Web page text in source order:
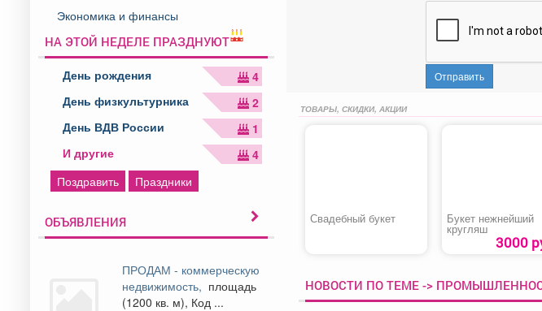
Экономика и финансы
НА ЭТОЙ НЕДЕЛЕ ПРАЗДНУЮТ
День рождения
4
День физкультурника
2
День ВДВ России
1
И другие
4
Поздравить
Праздники
ОБЪЯВЛЕНИЯ
ПРОДАМ - коммерческую
недвижимость, площадь
(1200 кв. м), Код ...
Отправить
ТОВАРЫ, СКИДКИ, АКЦИИ
Свадебный букет Букет нежнейший
кругляш
3000
НОВОСТИ ПО ТЕМЕ ->